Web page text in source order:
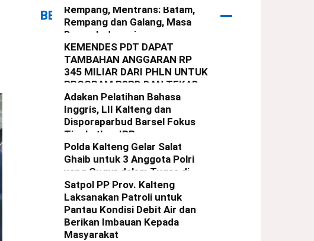
BERITA TERBARU
Rempang, Mentrans: Batam,
Rempang dan Galang, Masa
Depan Indonesia
redaksi - 29 Maret 2025
KEMENDES PDT DAPAT
TAMBAHAN ANGGARAN RP
345 MILIAR DARI PHLN UNTUK
PROGRAM P3PD DAN TEKAD
redaksi - 22 Maret 2025
Adakan Pelatihan Bahasa
Inggris, LII Kalteng dan
Disporaparbud Barsel Fokus
Tingkatkan IPP
redaksi - 21 Maret 2025
Polda Kalteng Gelar Salat
Ghaib untuk 3 Anggota Polri
yang Gugur dalam Tugas di
Way Kanan Lampung
redaksi - 19 Maret 2025
Satpol PP Prov. Kalteng
Laksanakan Patroli untuk
Pantau Kondisi Debit Air dan
Berikan Imbauan Kepada
Masyarakat